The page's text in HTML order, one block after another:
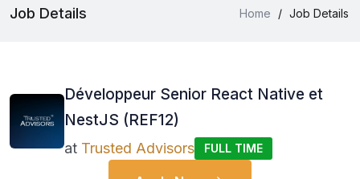
Job Details Home / Job Details
Développeur Senior React Native et
NestJS (REF12)
at Trusted Advisors FULL TIME